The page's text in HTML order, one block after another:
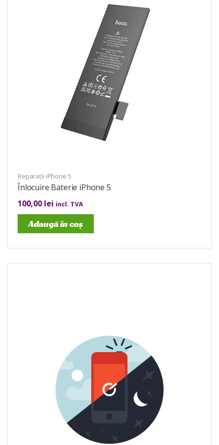
Reparații iPhone 5
Înlocuire Baterie iPhone 5
100,00 lei incl. TVA
Adaugă în coș